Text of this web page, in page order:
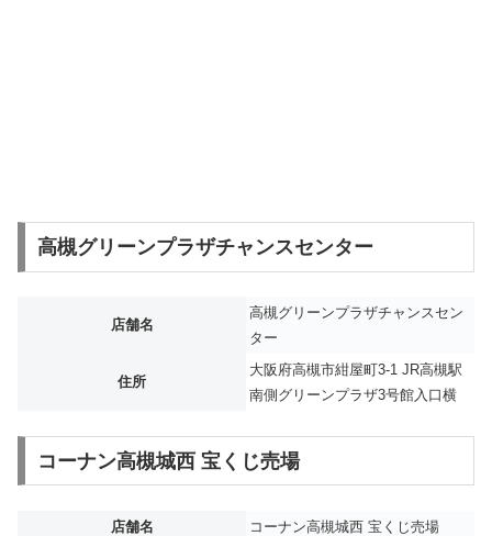
高槻グリーンプラザチャンスセンター
店舗名
高槻グリーンプラザチャンスセン
ター
住所
大阪府高槻市紺屋町3-1 JR高槻駅
南側グリーンプラザ3号館入口横
コーナン高槻城西 宝くじ売場
店舗名 コーナン高槻城西 宝くじ売場